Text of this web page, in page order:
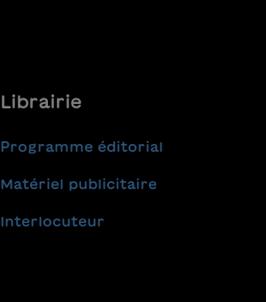
Librairie
Programme éditorial
Matériel publicitaire
Interlocuteur